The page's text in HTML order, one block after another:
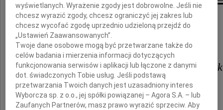
Panu
Marcinowi Jabłońskiemu
Marszałkowi Województwa
wyrazy współczucia z powodu śmierci
wyświetlanych. Wyrażenie zgody jest dobrowolne. Jeśli nie
chcesz wyrazić zgody, chcesz ograniczyć jej zakres lub
chcesz wycofać zgodę uprzednio udzieloną przejdź do
„Ustawień Zaawansowanych”.
Twoje dane osobowe mogą być przetwarzane także do
celów badania i mierzenia informacji dotyczących
funkcjonowania serwisów i aplikacji lub łączone z danymi
dot. świadczonych Tobie usług. Jeśli podstawą
przetwarzania Twoich danych jest uzasadniony interes
Wyborcza sp. z o.o., jej spółki powiązanej – Agora S.A. – lub
Zaufanych Partnerów, masz prawo wyrazić sprzeciw. Aby